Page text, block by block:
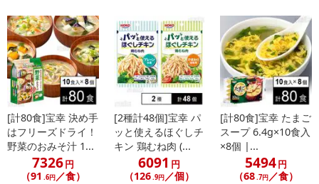
[計80食]宝幸 決め手
はフリーズドライ！
野菜のおみそ汁 1...
7326円
（91 .6円／食）
[2種計48個]宝幸 パ
ッと使えるほぐしチ
キン 鶏むね肉 (...
6091 円
（126.9円／個）
[計80食]宝幸 たまご
スープ 6.4g×10食入
×8個 |...
5494円
（68.7円／食）